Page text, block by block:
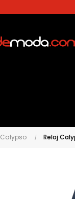
Calypso Reloj